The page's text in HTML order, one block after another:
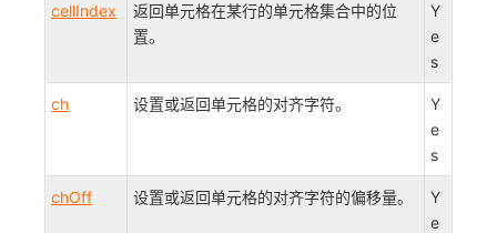
cellIndex
返回单元格在某行的单元格集合中的位
置。
Y
e
s
ch 设置或返回单元格的对齐字符。
Y
e
s
chOff 设置或返回单元格的对齐字符的偏移量。
Y
e